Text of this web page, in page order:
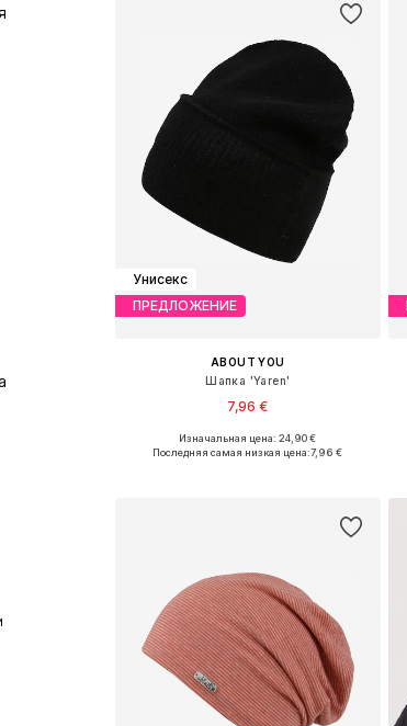
Унисекс
ПРЕДЛОЖЕНИЕ
ABOUT YOU
Шапка 'Yaren'
7,96 €
Доступные размеры: 55-60
Изначальная цена: 24,90 €
Последняя самая низкая цена:7,96 €